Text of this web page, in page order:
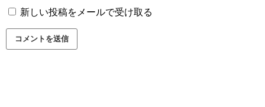
新しい投稿をメールで受け取る